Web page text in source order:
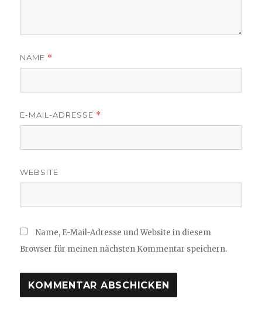
NAME *
E-MAIL-ADRESSE *
WEBSITE
Name, E-Mail-Adresse und Website in diesem
Browser für meinen nächsten Kommentar speichern.